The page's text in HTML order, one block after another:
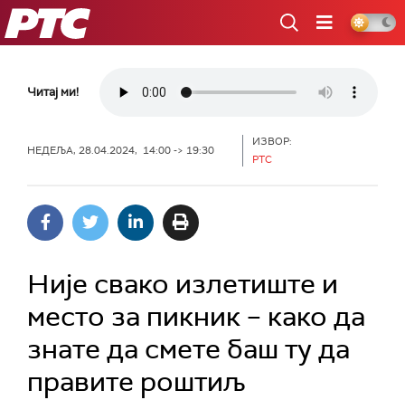
РТС
Читај ми!
НЕДЕЉА, 28.04.2024, 14:00 -> 19:30
ИЗВОР:
РТС
Није свако излетиште и
место за пикник – како да
знате да смете баш ту да
правите роштиљ